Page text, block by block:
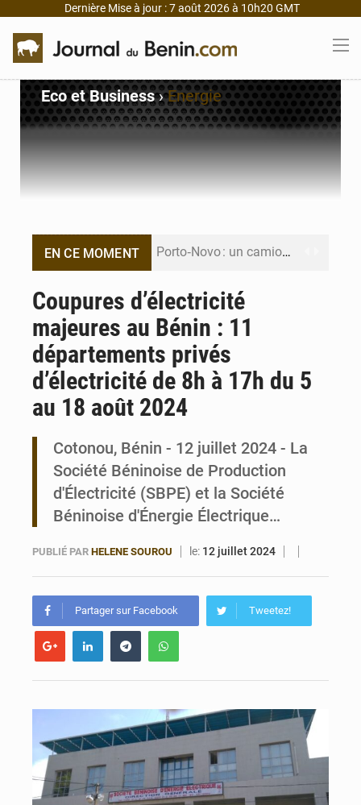
Dernière Mise à jour : 7 août 2026 à 10h20 GMT
Eco et Business›Energie
EN CE MOMENT Porto‑Novo : un camion de produits pétroliers embrase Avakpa
Bénin : Le CEG La Verdure de Ouèdo fait sa mue pour la rentrée
Coupures d’électricité
majeures au Bénin : 11
départements privés
d’électricité de 8h à 17h du 5
au 18 août 2024
Cotonou, Bénin - 12 juillet 2024 - La
Société Béninoise de Production
d'Électricité (SBPE) et la Société
Béninoise d'Énergie Électrique…
PUBLIÉ PAR HELENE SOUROU le: 12 juillet 2024
Partager sur Facebook Tweetez!